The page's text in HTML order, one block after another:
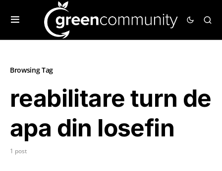
Browsing Tag
reabilitare turn de
apa din Iosefin
1 post